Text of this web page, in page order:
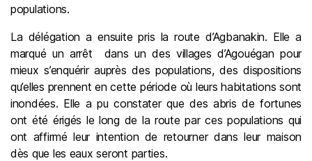
populations.
La délégation a ensuite pris la route d’Agbanakin. Elle a
marqué un arrêt dans un des villages d’Agouégan pour
mieux s’enquérir auprès des populations, des dispositions
qu’elles prennent en cette période où leurs habitations sont
inondées. Elle a pu constater que des abris de fortunes
ont été érigés le long de la route par ces populations qui
ont affirmé leur intention de retourner dans leur maison
dès que les eaux seront parties.